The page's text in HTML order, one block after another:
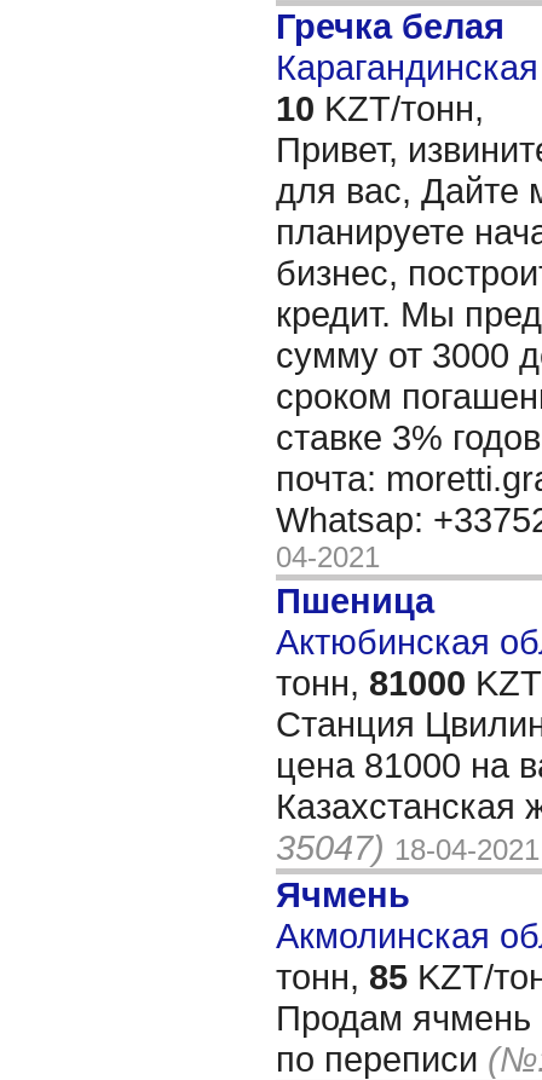
Гречка белая
10 KZT/тонн,
Привет,
для вас, Дайте
планируете
бизнес,
кредит. Мы
сумму от 3000
сроком
ставке 3%
почта:
Whatsap:
04-2021
Пшеница
Актюбинская
тонн, 81000
Станция
цена 81000 на
Казахстанская
35047) 18-04-2021
Ячмень
Акмолинская
тонн, 85 KZT/
Продам ячмень
по переписи (№: